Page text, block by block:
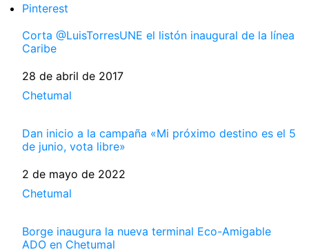
Pinterest
Corta @LuisTorresUNE el listón inaugural de la línea
Caribe
Fecha
28 de abril de 2017
Respecto a
Chetumal
Dan inicio a la campaña «Mi próximo destino es el 5
de junio, vota libre»
Fecha
2 de mayo de 2022
Respecto a
Chetumal
Borge inaugura la nueva terminal Eco-Amigable
ADO en Chetumal